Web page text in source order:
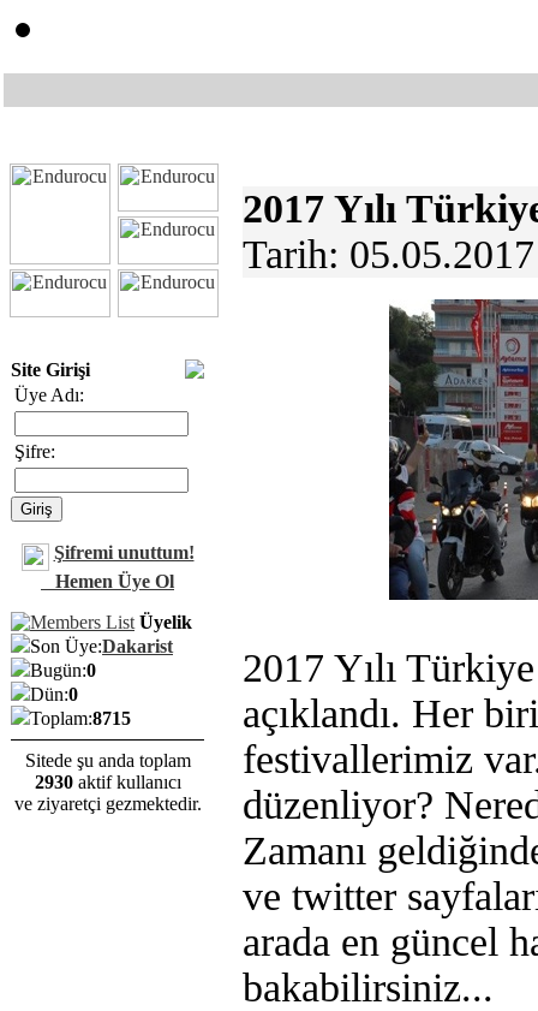
Site Girişi
Üye Adı:
Şifre:
Şifremi unuttum!
Hemen Üye Ol
Üyelik
Son Üye:Dakarist
Bugün:0
Dün:0
Toplam:8715
Sitede şu anda toplam
2930aktif kullanıcı
ve ziyaretçi gezmektedir.
2017 Yılı
Tarih:
2017 Yılı
açıklandı. Her
festivallerimiz
düzenliyor?
Zamanı
ve twitter
arada en güncel
bakabilirsiniz...